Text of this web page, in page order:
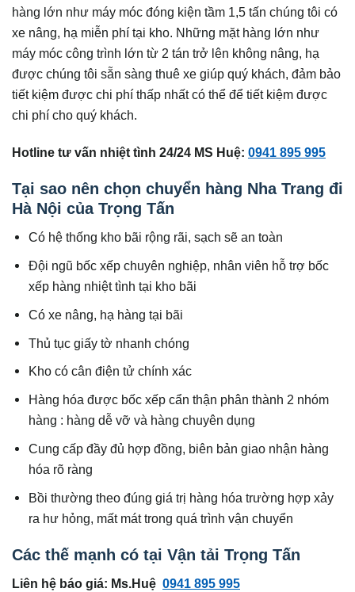
hàng lớn như máy móc đóng kiện tầm 1,5 tấn chúng tôi có
xe nâng, hạ miễn phí tại kho. Những mặt hàng lớn như
máy móc công trình lớn từ 2 tán trở lên không nâng, hạ
được chúng tôi sẵn sàng thuê xe giúp quý khách, đảm bảo
tiết kiệm được chi phí thấp nhất có thể để tiết kiệm được
chi phí cho quý khách.
Hotline tư vấn nhiệt tình 24/24 MS Huệ: 0941 895 995
Tại sao nên chọn chuyển hàng Nha Trang đi
Hà Nội của Trọng Tấn
Có hệ thống kho bãi rộng rãi, sạch sẽ an toàn
Đội ngũ bốc xếp chuyên nghiệp, nhân viên hỗ trợ bốc
xếp hàng nhiệt tình tại kho bãi
Có xe nâng, hạ hàng tại bãi
Thủ tục giấy tờ nhanh chóng
Kho có cân điện tử chính xác
Hàng hóa được bốc xếp cẩn thận phân thành 2 nhóm
hàng : hàng dễ vỡ và hàng chuyên dụng
Cung cấp đầy đủ hợp đồng, biên bản giao nhận hàng
hóa rõ ràng
Bồi thường theo đúng giá trị hàng hóa trường hợp xảy
ra hư hỏng, mất mát trong quá trình vận chuyển
Các thế mạnh có tại Vận tải Trọng Tấn
Liên hệ báo giá: Ms.Huệ 0941 895 995